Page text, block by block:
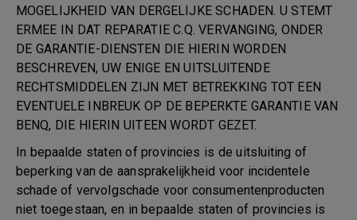
MOGELIJKHEID VAN DERGELIJKE SCHADEN. U STEMT
ERMEE IN DAT REPARATIE C.Q. VERVANGING, ONDER
DE GARANTIE-DIENSTEN DIE HIERIN WORDEN
BESCHREVEN, UW ENIGE EN UITSLUITENDE
RECHTSMIDDELEN ZIJN MET BETREKKING TOT EEN
EVENTUELE INBREUK OP DE BEPERKTE GARANTIE VAN
BENQ, DIE HIERIN UITEEN WORDT GEZET.
In bepaalde staten of provincies is de uitsluiting of
beperking van de aansprakelijkheid voor incidentele
schade of vervolgschade voor consumentenproducten
niet toegestaan, en in bepaalde staten of provincies is